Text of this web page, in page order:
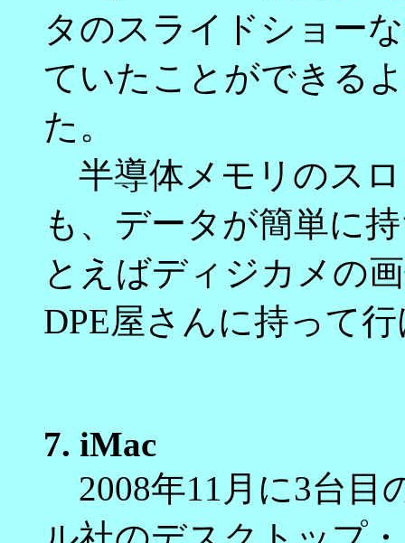
タのスライドショー
ていたことができる
た。
半導体メモリのス
も、データが簡単に
とえばディジカメの
DPE屋さんに持って
7. iMac
2008年11月に3台目